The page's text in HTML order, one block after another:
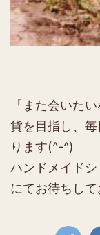
『また会いた
貨を目指し、
ります(^-^)
ハンドメイドシ
にてお待ちし